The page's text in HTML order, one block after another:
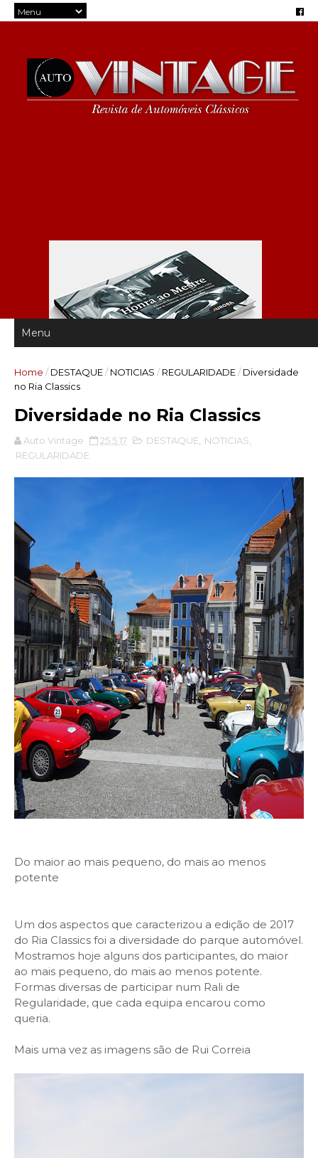
Home / DESTAQUE/ NOTICIAS / REGULARIDADE/ Diversidade
no Ria Classics
Diversidade no Ria Classics
Auto Vintage 25.5.17 DESTAQUE NOTICIAS
REGULARIDADE
Do maior ao mais pequeno, do mais ao menos
potente
Um dos aspectos que caracterizou a edição de 2017
do Ria Classics foi a diversidade do parque automóvel.
Mostramos hoje alguns dos participantes, do maior
ao mais pequeno, do mais ao menos potente.
Formas diversas de participar num Rali de
Regularidade, que cada equipa encarou como
queria.
Mais uma vez as imagens são de Rui Correia